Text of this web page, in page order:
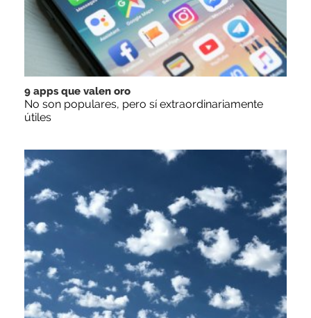
9 apps que valen oro
No son populares, pero sí extraordinariamente
útiles